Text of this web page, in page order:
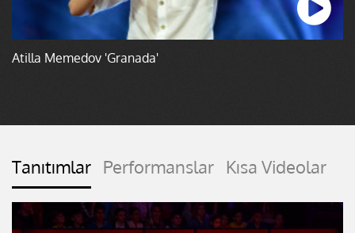
Atilla Memedov 'Granada'
Tanıtımlar Performanslar Kısa Videolar